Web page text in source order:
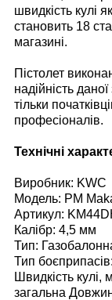
швидкість кулі
становить 18
магазині.
Пістолет
надійність
тільки
професіоналів.
Технічні
Виробник: KWC
Модель: PM
Артикул:
Калібр: 4,5 мм
Тип:
Тип
Швидкість кулі,
загальна